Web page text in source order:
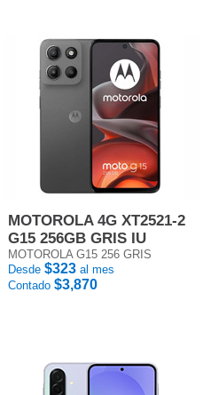
MOTOROLA 4G XT2521-2
G15 256GB GRIS IU
MOTOROLA G15 256 GRIS
Desde $323 al mes
Contado $3,870